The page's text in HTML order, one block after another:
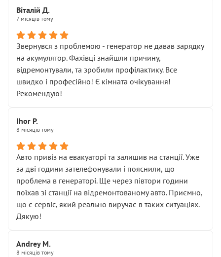
НЕ погоджував
послуга. Тим більше, я був поруч і жодної реальної
діагностики ходової не проводилось. Після
зауваження гроші за цю “послугу” повернули, що
лише підтвердило мою правоту.
Але головне — я виїжджаю з боксу, і скрип у гальмах
залишився таким самим, як і був. Тобто оплачена
Далі ситуація тільки погіршилась:
• сказали, що тепер “потрібно знімати колеса”
• що біля авто стояти вже не можна
• почали озвучувати купу додаткових робіт без
чіткого пояснення
( ну все зняли та доробили) дякую!
Окремий момент, який виглядає абсурдно:
мені заявили, що бачок гальмівної рідини потрібно
міняти разом із головним гальмівним циліндром у
Для людини, яка хоча б трохи розуміється на техніці,
це звучить як мінімум непрофесійно, а як максимум —
Віталій Д.
7 місяців тому
Звернувся з проблемою - генератор не давав зарядку
на акумулятор. Фахівці знайшли причину,
відремонтували, та зробили профілактику. Все
швидко і професійно! Є кімната очікування!
Рекомендую!
Ihor P.
8 місяців тому
Авто привіз на евакуаторі та залишив на станції. Уже
за дві години зателефонували і пояснили, що
проблема в генераторі. Ще через півтори години
поїхав зі станції на відремонтованому авто. Приємно,
що є сервіс, який реально виручає в таких ситуаціях.
Дякую!
Andrey M.
8 місяців тому